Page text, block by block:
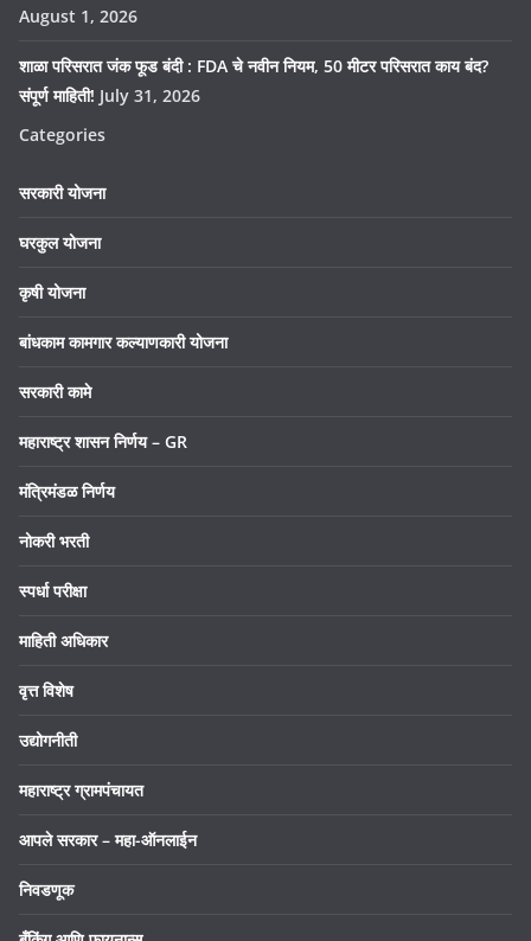
August 1, 2026
शाळा परिसरात जंक फूड बंदी : FDA चे नवीन नियम, 50 मीटर परिसरात काय बंद?
संपूर्ण माहिती! July 31, 2026
Categories
सरकारी योजना
घरकुल योजना
कृषी योजना
बांधकाम कामगार कल्याणकारी योजना
सरकारी कामे
महाराष्ट्र शासन निर्णय – GR
मंत्रिमंडळ निर्णय
नोकरी भरती
स्पर्धा परीक्षा
माहिती अधिकार
वृत्त विशेष
उद्योगनीती
महाराष्ट्र ग्रामपंचायत
आपले सरकार – महा-ऑनलाईन
निवडणूक